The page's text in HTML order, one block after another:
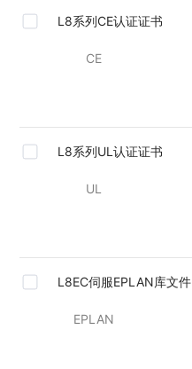
L8系列CE认证证书
CE
L8系列UL认证证书
UL
L8EC伺服EPLAN库文件
EPLAN